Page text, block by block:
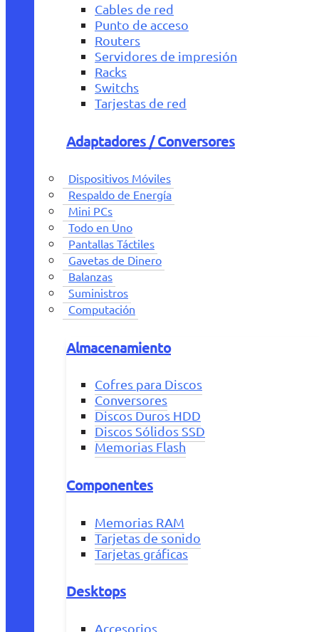
Cables de red
Punto de acceso
Routers
Servidores de impresión
Racks
Switchs
Tarjestas de red
Adaptadores / Conversores
Dispositivos Móviles
Respaldo de Energía
Mini PCs
Todo en Uno
Pantallas Táctiles
Gavetas de Dinero
Balanzas
Suministros
Computación
Almacenamiento
Cofres para Discos
Conversores
Discos Duros HDD
Discos Sólidos SSD
Memorias Flash
Componentes
Memorias RAM
Tarjetas de sonido
Tarjetas gráficas
Desktops
Accesorios